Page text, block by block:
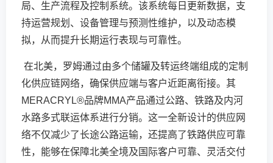
局、生产流程及控制系统。该系统每日更新数据，支
持运营规划、设备管理与预测性维护，以及动态模
拟，从而提升长期运行表现与可靠性。
在北美，罗姆通过由多个储罐及转运终端组成的定制
化供应链网络，确保供应端与客户近距离衔接。其
MERACRYL®品牌MMA产品通过公路、铁路及内河
水路多式联运体系进行分销。这一全新设计的供应网
络不仅减少了长途公路运输，还提高了铁路供应可靠
性，能够在保障北美全境及国际客户可靠、灵活交付